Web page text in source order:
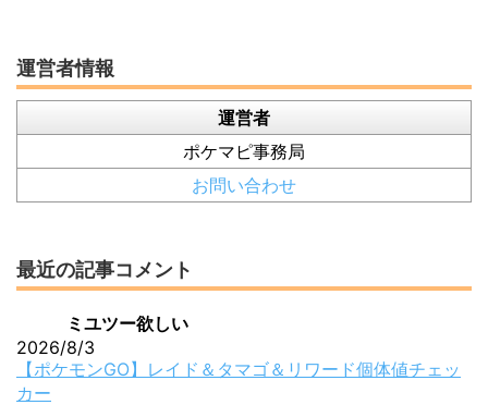
運営者情報
運営者
ポケマピ事務局
お問い合わせ
最近の記事コメント
ミユツー欲しい
2026/8/3
【ポケモンGO】レイド＆タマゴ＆リワード個体値チェッ
カー